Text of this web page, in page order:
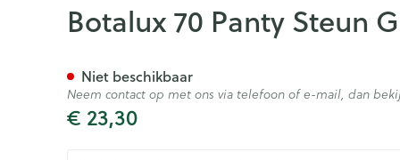
Botalux 70 Panty Steun
€ 23,30
Niet beschikbaar
Neem contact op met ons via telefoon of e-mail, dan